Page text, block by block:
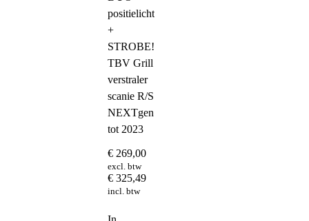
positielicht
+
STROBE!
TBV Grill
verstraler
scanie R/S
NEXTgen
tot 2023
€ 269,00
excl. btw
€ 325,49
incl. btw